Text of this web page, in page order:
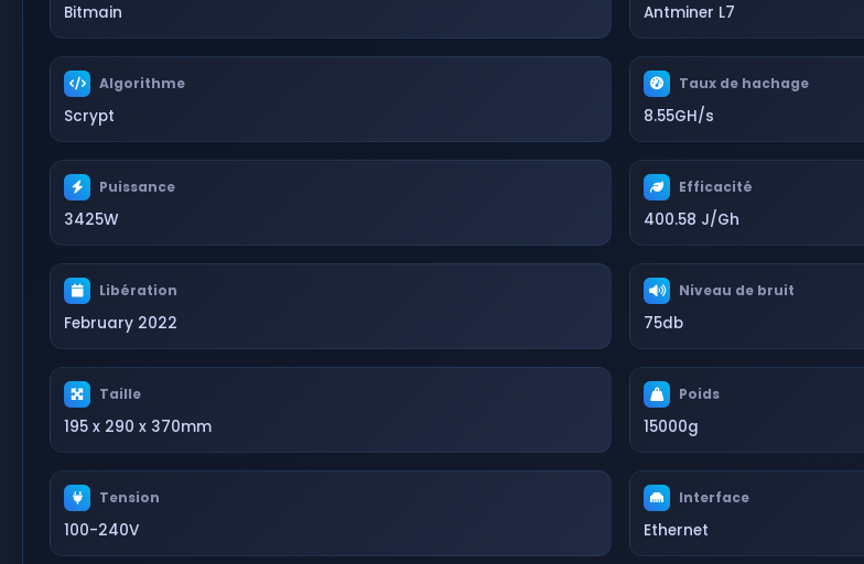
Bitmain Antminer L7
Algorithme
Scrypt
Taux de hachage
8.55GH/s
Puissance
3425W
Efficacité
400.58 J/Gh
Libération
February 2022
Niveau de bruit
75db
Taille
195 x 290 x 370mm
Poids
15000g
Tension
100-240V
Interface
Ethernet